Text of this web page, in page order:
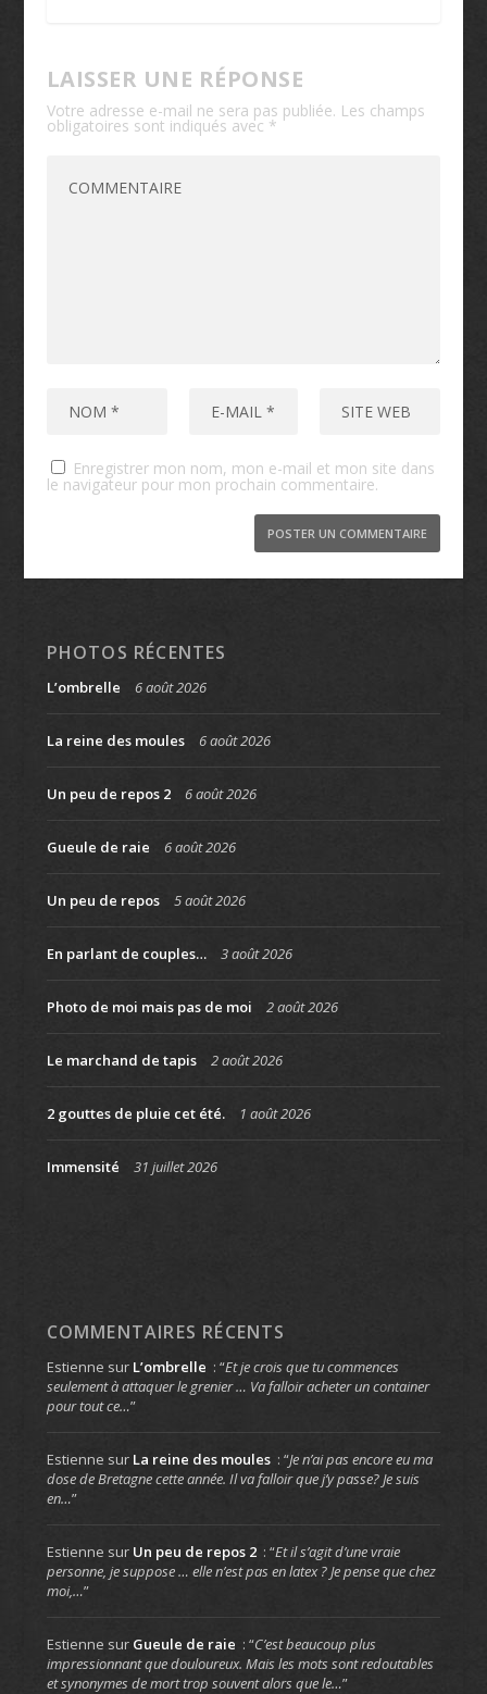
LAISSER UNE RÉPONSE
Votre adresse e-mail ne sera pas publiée. Les champs
obligatoires sont indiqués avec *
Enregistrer mon nom, mon e-mail et mon site dans
le navigateur pour mon prochain commentaire.
PHOTOS RÉCENTES
L’ombrelle 6 août 2026
La reine des moules 6 août 2026
Un peu de repos 2 6 août 2026
Gueule de raie 6 août 2026
Un peu de repos 5 août 2026
En parlant de couples… 3 août 2026
Photo de moi mais pas de moi 2 août 2026
Le marchand de tapis 2 août 2026
2 gouttes de pluie cet été. 1 août 2026
Immensité 31 juillet 2026
COMMENTAIRES RÉCENTS
Estienne sur L’ombrelle : “Et je crois que tu commences
seulement à attaquer le grenier … Va falloir acheter un container
pour tout ce…”
Estienne sur La reine des moules : “Je n’ai pas encore eu ma
dose de Bretagne cette année. Il va falloir que j’y passe? Je suis
en…”
Estienne sur Un peu de repos 2 : “Et il s’agit d’une vraie
personne, je suppose … elle n’est pas en latex ? Je pense que chez
moi,…”
Estienne sur Gueule de raie : “C’est beaucoup plus
impressionnant que douloureux. Mais les mots sont redoutables
et synonymes de mort trop souvent alors que le…”